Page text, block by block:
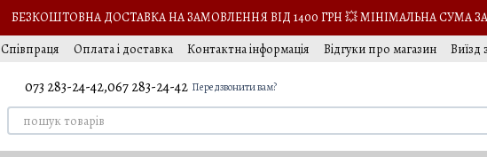
БЕЗКОШТОВНА ДОСТАВКА НА ЗАМОВЛЕННЯ ВІД 1400 ГРН 💥 МІНІМАЛЬНА СУМА
Співпраця Оплата і доставка Контактна інформація Відгуки про магазин
Виїзд
073 283-24-42,067 283-24-42 Передзвонити вам?